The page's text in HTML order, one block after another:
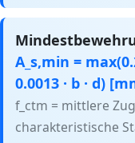
A_s,min =
0.0013 · b · d)
f_ctm = mittlere
charakteristische